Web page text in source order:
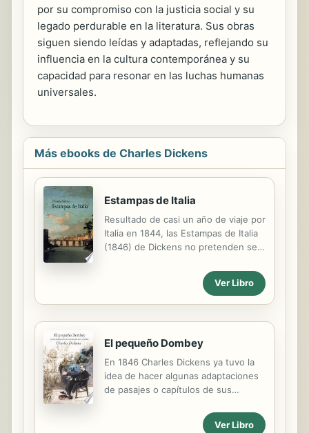
por su compromiso con la justicia social y su
legado perdurable en la literatura. Sus obras
siguen siendo leídas y adaptadas, reflejando su
influencia en la cultura contemporánea y su
capacidad para resonar en las luchas humanas
universales.
Más ebooks de Charles Dickens
Estampas de Italia
Resultado de casi un año de viaje por
Italia en 1844, las Estampas de Italia
(1846) de Dickens no pretenden ser
de la época– una amalgama de
historia y notas topográficas, sino un
vibrante fresco de los lugares
desolación de los pueblos y
ciudades, la vida callejera llena de
colores y olores, y los signos,
visibles en todas partes a través de
las ruinas y la degradación, de un
simultaneidad de tiempos históricos:
Ver Libro
El pequeño Dombey
En 1846 Charles Dickens ya tuvo la
idea de hacer algunas adaptaciones
de pasajes o capítulos de sus
Tardó más de diez años en decidirse,
Ver Libro